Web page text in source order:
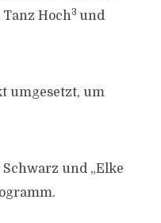
Hoch3 und
umgesetzt, um
und „Elke